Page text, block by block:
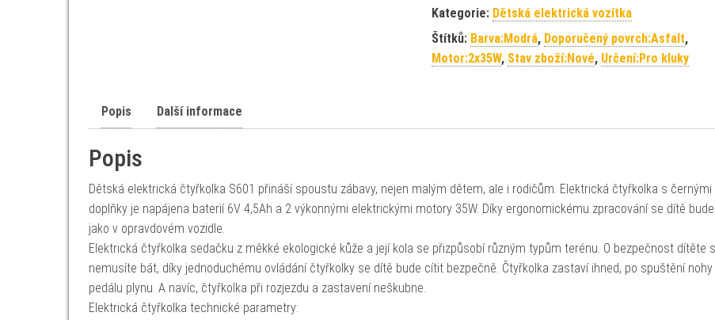
Kategorie: Dětská elektrická vozítka
Štítků: Barva:Modrá, Doporučený povrch:Asfalt,
Motor:2x35W, Stav zboží:Nové, Určení:Pro kluky
Popis Další informace
Popis
Dětská elektrická čtyřkolka S601 přináší spoustu zábavy, nejen malým dětem, ale i rodičům. Elektrická čtyřkolka s černými
doplňky je napájena baterií 6V 4,5Ah a 2 výkonnými elektrickými motory 35W. Díky ergonomickému zpracování se dítě
jako v opravdovém vozidle.
Elektrická čtyřkolka sedačku z měkké ekologické kůže a její kola se přizpůsobí různým typům terénu. O bezpečnost dítěte
nemusíte bát, díky jednoduchému ovládání čtyřkolky se dítě bude cítit bezpečně. Čtyřkolka zastaví ihned, po spuštění nohy
pedálu plynu. A navíc, čtyřkolka při rozjezdu a zastavení neškubne.
Elektrická čtyřkolka technické parametry: